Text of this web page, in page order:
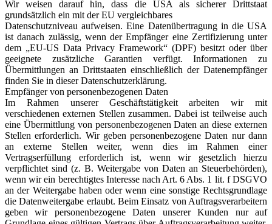
Wir weisen darauf hin, dass die USA als sicherer Drittstaat
grundsätzlich ein mit der EU vergleichbares
Datenschutzniveau aufweisen. Eine Datenübertragung in die USA
ist danach zulässig, wenn der Empfänger eine Zertifizierung unter
dem „EU-US Data Privacy Framework“ (DPF) besitzt oder über
geeignete zusätzliche Garantien verfügt. Informationen zu
Übermittlungen an Drittstaaten einschließlich der Datenempfänger
finden Sie in dieser Datenschutzerklärung.
Empfänger von personenbezogenen Daten
Im Rahmen unserer Geschäftstätigkeit arbeiten wir mit
verschiedenen externen Stellen zusammen. Dabei ist teilweise auch
eine Übermittlung von personenbezogenen Daten an diese externen
Stellen erforderlich. Wir geben personenbezogene Daten nur dann
an externe Stellen weiter, wenn dies im Rahmen einer
Vertragserfüllung erforderlich ist, wenn wir gesetzlich hierzu
verpflichtet sind (z. B. Weitergabe von Daten an Steuerbehörden),
wenn wir ein berechtigtes Interesse nach Art. 6 Abs. 1 lit. f DSGVO
an der Weitergabe haben oder wenn eine sonstige Rechtsgrundlage
die Datenweitergabe erlaubt. Beim Einsatz von Auftragsverarbeitern
geben wir personenbezogene Daten unserer Kunden nur auf